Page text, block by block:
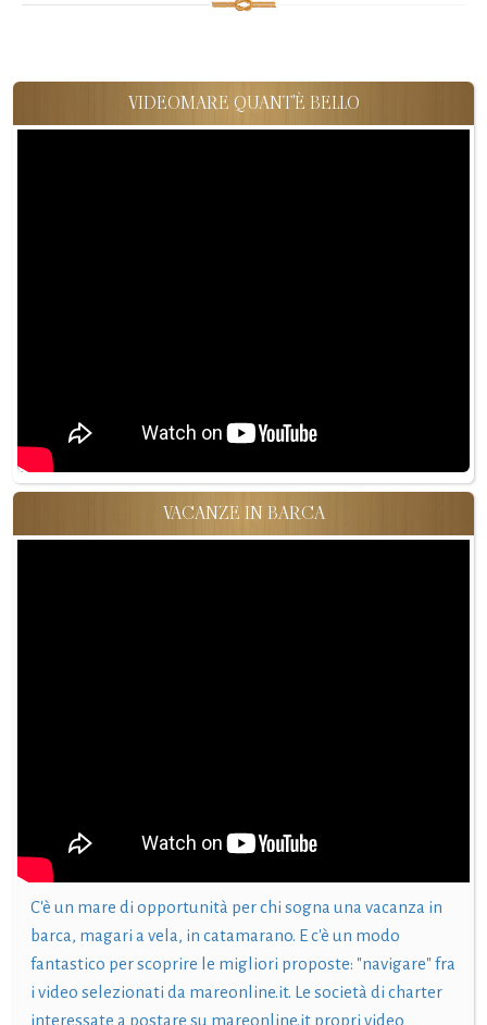
VIDEOMARE QUANT'È BELLO
VACANZE IN BARCA
C'è un mare di opportunità per chi sogna una vacanza in
barca, magari a vela, in catamarano. E c'è un modo
fantastico per scoprire le migliori proposte: "navigare" fra
i video selezionati da mareonline.it. Le società di charter
interessate a postare su mareonline.it propri video